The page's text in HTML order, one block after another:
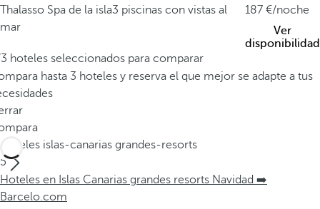
Thalasso Spa de la isla3 piscinas con vistas al
mar
187
/noche
Ver
disponibilidad
hoteles seleccionados para comparar
hasta 3 hoteles y reserva el que mejor se adapte a tus
Hoteles islas-canarias grandes-resorts
5
Hoteles en Islas Canarias grandes resorts Navidad ➡️
Barcelo.com